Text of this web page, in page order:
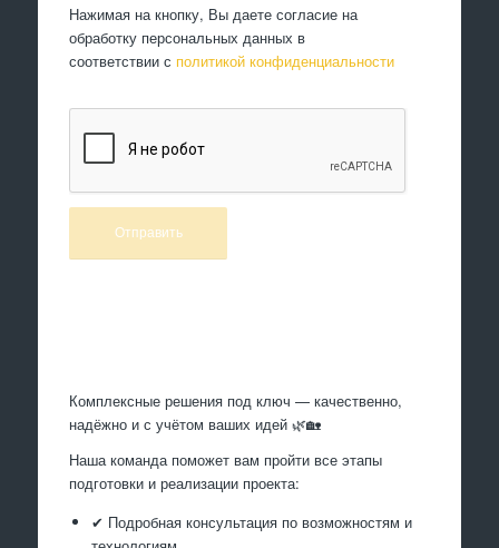
Нажимая на кнопку, Вы даете согласие на
обработку персональных данных в
соответствии с политикой конфиденциальности
Комплексные решения под ключ — качественно,
надёжно и с учётом ваших идей 🌿🏡
Наша команда поможет вам пройти все этапы
подготовки и реализации проекта:
✔ Подробная консультация по возможностям и